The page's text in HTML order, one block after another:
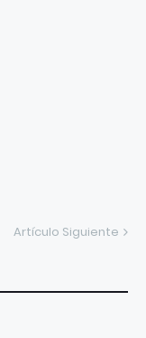
Artículo Siguiente